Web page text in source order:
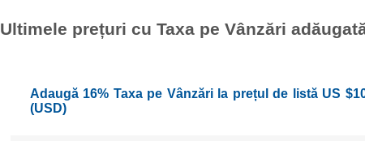
Ultimele prețuri cu Taxa pe Vânzări
Adaugă 16% Taxa pe Vânzări la prețul de listă US
(USD)